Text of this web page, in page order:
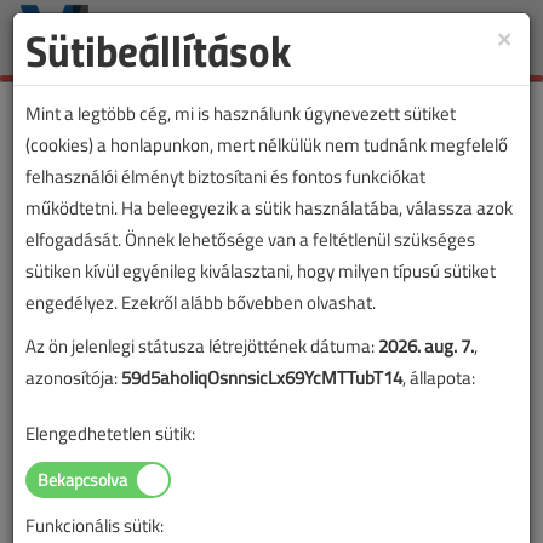
Toggle
×
Sütibeállítások
Mint a legtöbb cég, mi is használunk úgynevezett sütiket
(cookies) a honlapunkon, mert nélkülük nem tudnánk megfelelő
felhasználói élményt biztosítani és fontos funkciókat
működtetni. Ha beleegyezik a sütik használatába, válassza azok
elfogadását. Önnek lehetősége van a feltétlenül szükséges
sütiken kívül egyénileg kiválasztani, hogy milyen típusú sütiket
engedélyez. Ezekről alább bővebben olvashat.
Az ön jelenlegi státusza létrejöttének dátuma:2026. aug. 7.,
azonosítója:59d5ahoIiqOsnnsicLx69YcMTTubT14, állapota:
Elengedhetetlen sütik:
Funkcionális sütik: